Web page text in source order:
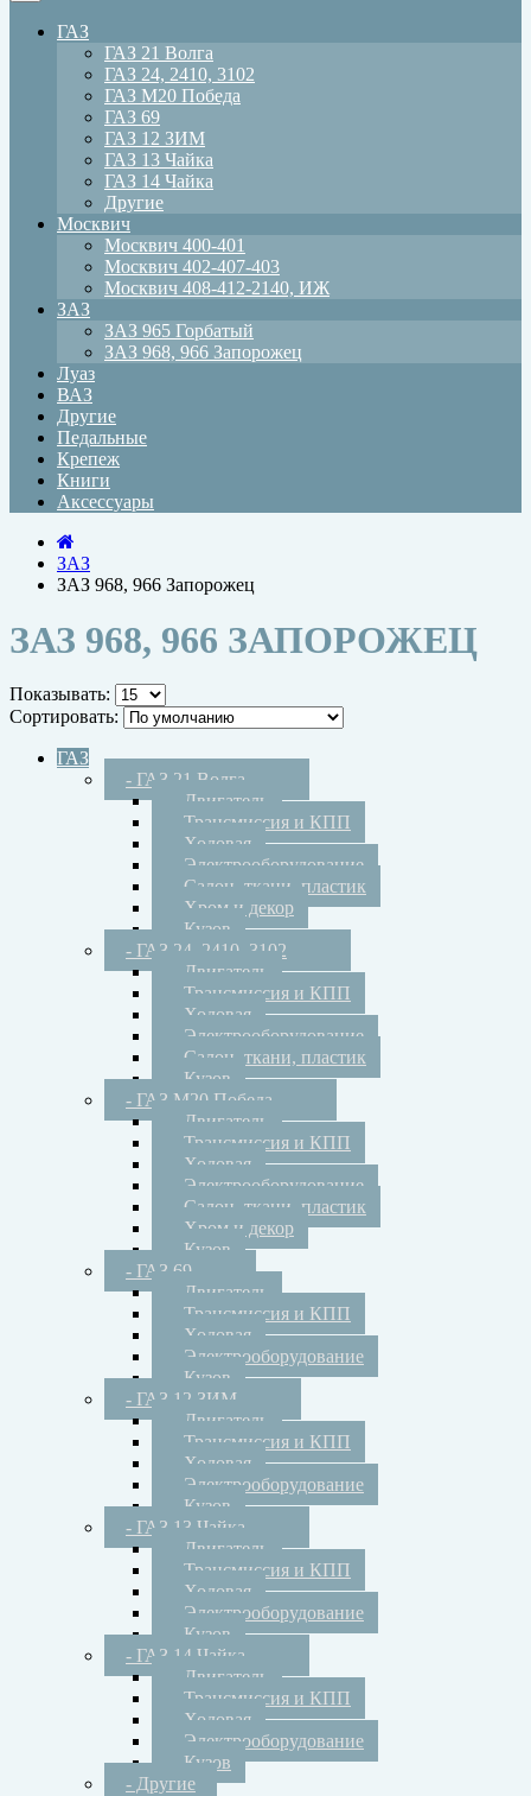
ГАЗ
ГАЗ 21 Волга
ГАЗ 24, 2410, 3102
ГАЗ М20 Победа
ГАЗ 69
ГАЗ 12 ЗИМ
ГАЗ 13 Чайка
ГАЗ 14 Чайка
Другие
Москвич
Москвич 400-401
Москвич 402-407-403
Москвич 408-412-2140, ИЖ
ЗАЗ
ЗАЗ 965 Горбатый
ЗАЗ 968, 966 Запорожец
Луаз
ВАЗ
Другие
Педальные
Крепеж
Книги
Аксессуары
ЗАЗ
ЗАЗ 968, 966 Запорожец
ЗАЗ 968, 966 ЗАПОРОЖЕЦ
Показывать:
Сортировать:
ГАЗ
- ГАЗ 21 Волга
- Двигатель
- Трансмиссия и КПП
- Ходовая
- Электрооборудование
- Салон, ткани, пластик
- Хром и декор
- Кузов
- ГАЗ 24, 2410, 3102
- Двигатель
- Трансмиссия и КПП
- Ходовая
- Электрооборудование
- Салон, ткани, пластик
- Кузов
- ГАЗ М20 Победа
- Двигатель
- Трансмиссия и КПП
- Ходовая
- Электрооборудование
- Салон, ткани, пластик
- Хром и декор
- Кузов
- ГАЗ 69
- Двигатель
- Трансмиссия и КПП
- Ходовая
- Электрооборудование
- Кузов
- ГАЗ 12 ЗИМ
- Двигатель
- Трансмиссия и КПП
- Ходовая
- Электрооборудование
- Кузов
- ГАЗ 13 Чайка
- Двигатель
- Трансмиссия и КПП
- Ходовая
- Электрооборудование
- Кузов
- ГАЗ 14 Чайка
- Двигатель
- Трансмиссия и КПП
- Ходовая
- Электрооборудование
- Кузов
- Другие